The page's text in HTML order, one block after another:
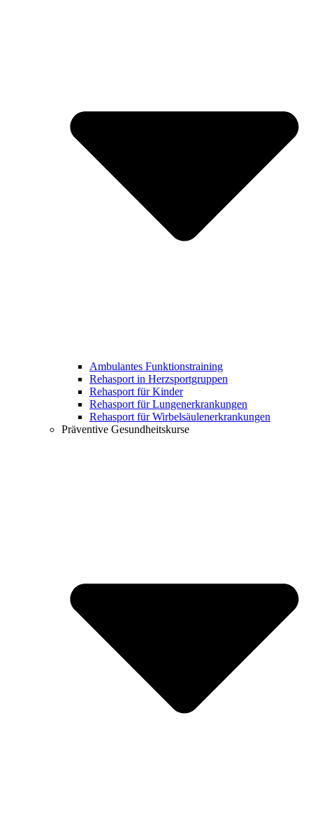
Ambulantes Funktionstraining
Rehasport in Herzsportgruppen
Rehasport für Kinder
Rehasport für Lungenerkrankungen
Rehasport für Wirbelsäulenerkrankungen
Präventive Gesundheitskurse